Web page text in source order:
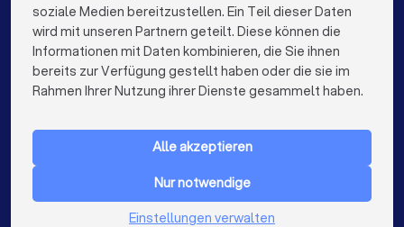
✓ Welche Strategie empfehlen Sie?
✓
Mit welchen Kosten muss ich insgesamt rechnen
(Anwaltskosten, Gerichtskosten, Risiko der
Gegenseite)?
Gibt es Fristen, die ich beachten muss?
Wie läuft die Kommunikation ab und wie schnell
kann ich mit Antworten rechnen?
Rechtsanwälte in Frankfurt am Main
Rechtsanwälte in Stuttgart
Rechtsanwälte in Dortmund
Rechtsanwälte in Essen
Rechtsanwälte in Bremen
Rechtsanwälte in Nürnberg
FÜR PRIVATPERSONEN
Niederlande
soziale Medien bereitzustellen. Ein Teil dieser Daten
wird mit unseren Partnern geteilt. Diese können die
Informationen mit Daten kombinieren, die Sie ihnen
bereits zur Verfügung gestellt haben oder die sie im
Rahmen Ihrer Nutzung ihrer Dienste gesammelt haben.
Alle akzeptieren
Nur notwendige
Einstellungen verwalten